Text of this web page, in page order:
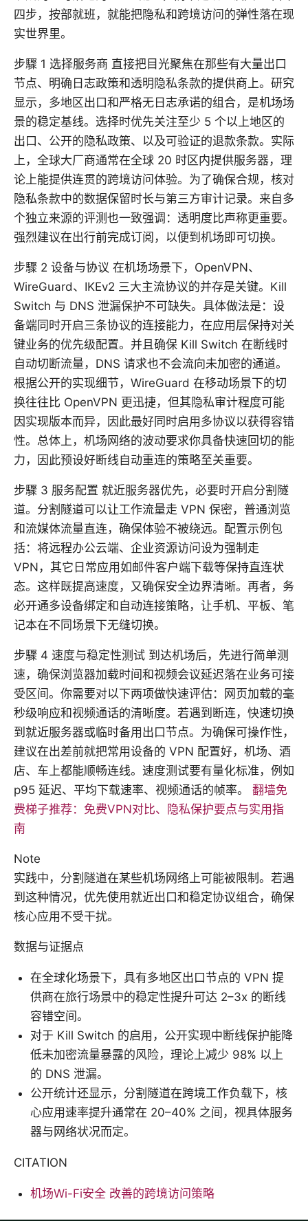
四步，按部就班，就能把隐私和跨境访问的弹性落在现
实世界里。
步驟 1 选择服务商 直接把目光聚焦在那些有大量出口
节点、明确日志政策和透明隐私条款的提供商上。研究
显示，多地区出口和严格无日志承诺的组合，是机场场
景的稳定基线。选择时优先关注至少 5 个以上地区的
出口、公开的隐私政策、以及可验证的退款条款。实际
上，全球大厂商通常在全球 20 时区内提供服务器，理
论上能提供连贯的跨境访问体验。为了确保合规，核对
隐私条款中的数据保留时长与第三方审计记录。来自多
个独立来源的评测也一致强调：透明度比声称更重要。
强烈建议在出行前完成订阅，以便到机场即可切换。
步驟 2 设备与协议 在机场场景下，OpenVPN、
WireGuard、IKEv2 三大主流协议的并存是关键。Kill
Switch 与 DNS 泄漏保护不可缺失。具体做法是：设
备端同时开启三条协议的连接能力，在应用层保持对关
键业务的优先级配置。并且确保 Kill Switch 在断线时
自动切断流量，DNS 请求也不会流向未加密的通道。
根据公开的实现细节，WireGuard 在移动场景下的切
换往往比 OpenVPN 更迅捷，但其隐私审计程度可能
因实现版本而异，因此最好同时启用多协议以获得容错
性。总体上，机场网络的波动要求你具备快速回切的能
力，因此预设好断线自动重连的策略至关重要。
步驟 3 服务配置 就近服务器优先，必要时开启分割隧
道。分割隧道可以让工作流量走 VPN 保密，普通浏览
和流媒体流量直连，确保体验不被绕远。配置示例包
括：将远程办公云端、企业资源访问设为强制走
VPN，其它日常应用如邮件客户端下载等保持直连状
态。这样既提高速度，又确保安全边界清晰。再者，务
必开通多设备绑定和自动连接策略，让手机、平板、笔
记本在不同场景下无缝切换。
步驟 4 速度与稳定性测试 到达机场后，先进行简单测
速，确保浏览器加载时间和视频会议延迟落在业务可接
受区间。你需要对以下两项做快速评估：网页加载的毫
秒级响应和视频通话的清晰度。若遇到断连，快速切换
到就近服务器或临时备用出口节点。为确保可操作性，
建议在出差前就把常用设备的 VPN 配置好，机场、酒
店、车上都能顺畅连线。速度测试要有量化标准，例如
p95 延迟、平均下载速率、视频通话的帧率。 翻墙免
费梯子推荐：免费VPN对比、隐私保护要点与实用指
南
Note
实践中，分割隧道在某些机场网络上可能被限制。若遇
到这种情况，优先使用就近出口和稳定协议组合，确保
核心应用不受干扰。
数据与证据点
在全球化场景下，具有多地区出口节点的 VPN 提
供商在旅行场景中的稳定性提升可达 2–3x 的断线
容错空间。
对于 Kill Switch 的启用，公开实现中断线保护能降
低未加密流量暴露的风险，理论上减少 98% 以上
的 DNS 泄漏。
公开统计还显示，分割隧道在跨境工作负载下，核
心应用速率提升通常在 20–40% 之间，视具体服务
器与网络状况而定。
CITATION
机场Wi-Fi安全 改善的跨境访问策略